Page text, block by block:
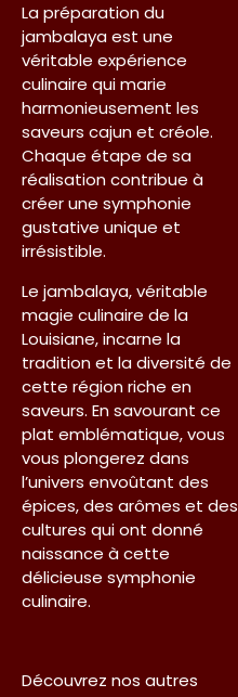
La préparation du
jambalaya est une
véritable expérience
culinaire qui marie
harmonieusement les
saveurs cajun et créole.
Chaque étape de sa
réalisation contribue à
créer une symphonie
gustative unique et
irrésistible.
Le jambalaya, véritable
magie culinaire de la
Louisiane, incarne la
tradition et la diversité de
cette région riche en
saveurs. En savourant ce
plat emblématique, vous
vous plongerez dans
l’univers envoûtant des
épices, des arômes et des
cultures qui ont donné
naissance à cette
délicieuse symphonie
culinaire.
Découvrez nos autres